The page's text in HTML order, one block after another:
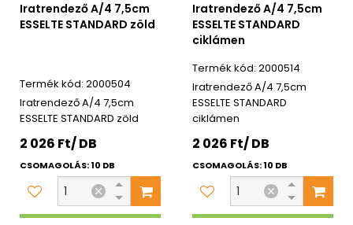
Iratrendező A/4 7,5cm
ESSELTE STANDARD zöld
2000504
Iratrendező A/4 7,5cm
ESSELTE STANDARD zöld
2 026 Ft/ DB
CSOMAGOLÁS: 10 DB
Iratrendező A/4 7,5cm
ESSELTE STANDARD
ciklámen
2000514
Iratrendező A/4 7,5cm
ESSELTE STANDARD
ciklámen
2 026 Ft/ DB
CSOMAGOLÁS: 10 DB